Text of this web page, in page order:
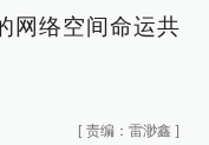
网络空间命运共
[ 责编：雷渺鑫 ]